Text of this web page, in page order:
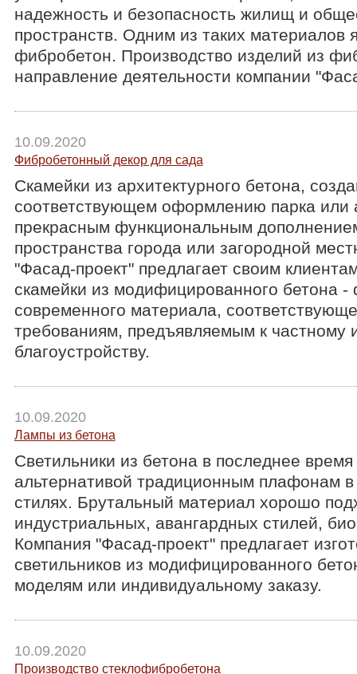
Вопросы
Технологии
Характеристики материалов
Инструкции по монтажу
Все каталоги и прайс-листы "Фасад проект"
Словарь терминов
Скачать библиотеки элементов
Блоги
Расширенный поиск по сайту
надежность и безопасность жилищ и
пространств. Одним из таких материалов
фибробетон. Производство изделий из
направление деятельности компании
10.09.2020
Фибробетонный декор для сада
Скамейки из архитектурного бетона,
соответствующем оформлению парка или
прекрасным функциональным
пространства города или загородной
"Фасад-проект" предлагает своим
скамейки из модифицированного бетона -
современного материала,
требованиям, предъявляемым к частному
благоустройству.
10.09.2020
Лампы из бетона
Светильники из бетона в последнее
альтернативой традиционным плафонам
стилях. Брутальный материал хорошо
индустриальных, авангардных стилей,
Компания "Фасад-проект" предлагает
светильников из модифицированного
моделям или индивидуальному заказу.
10.09.2020
Производство стеклофибробетона